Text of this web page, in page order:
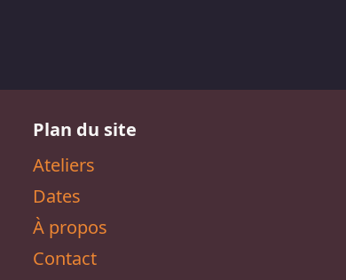
Plan du site
Ateliers
Dates
À propos
Contact